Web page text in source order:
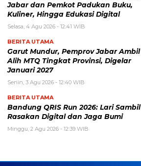
Jabar dan Pemkot Padukan Buku,
Kuliner, Hingga Edukasi Digital
Selasa, 4 Agu 2026 - 12:41 WIB
BERITA UTAMA
Garut Mundur, Pemprov Jabar Ambil
Alih MTQ Tingkat Provinsi, Digelar
Januari 2027
Senin, 3 Agu 2026 - 12:40 WIB
BERITA UTAMA
Bandung QRIS Run 2026: Lari Sambil
Rasakan Digital dan Jaga Bumi
Minggu, 2 Agu 2026 - 12:39 WIB